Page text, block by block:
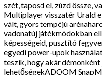
szét, taposd el, zúzd össze,
Multiplayer visszatér Urald
vált, gyors tempójú
vadonatúj játékmódokban
képességeid, pusztító
egyedi power-upok
teszik, hogy akár démonként
lehetőségekADOOM